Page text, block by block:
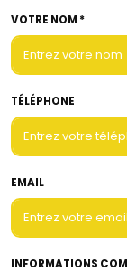
VOTRE NOM *
TÉLÉPHONE
EMAIL
INFORMATIONS